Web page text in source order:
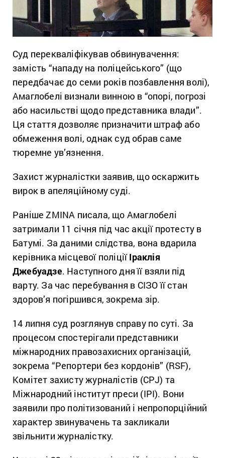
Суд перекваліфікував обвинувачення:
замість “нападу на поліцейського” (що
передбачає до семи років позбавлення волі),
Амаглобелі визнали винною в “опорі, погрозі
або насильстві щодо представника влади”.
Ця стаття дозволяє призначити штраф або
обмеження волі, однак суд обрав саме
тюремне ув’язнення.
Захист журналістки заявив, що оскаржить
вирок в апеляційному суді.
Раніше ZMINA писала, що Амаглобелі
затримали 11 січня під час акції протесту в
Батумі. За даними слідства, вона вдарила
керівника місцевої поліціїІраклія
Джебуадзе. Наступного дня її взяли під
варту. За час перебування в СІЗО її стан
здоров’я погіршився, зокрема зір.
14 липня суд розглянув справу по суті. За
процесом спостерігали представники
міжнародних правозахисних організацій,
зокрема “Репортери без кордонів” (RSF),
Комітет захисту журналістів (CPJ) та
Міжнародний інститут преси (IPI). Вони
заявили про політизований і непропорційний
характер звинувачень та закликали
звільнити журналістку.